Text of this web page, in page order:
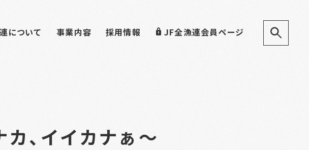
について 事業内容 採用情報 JF全漁連会員ページ
、イイカナぁ～